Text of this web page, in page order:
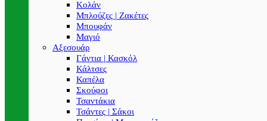
Κολάν
Μπλούζες | Ζακέτες
Μπουφάν
Μαγιό
Αξεσουάρ
Γάντια | Κασκόλ
Κάλτσες
Καπέλα
Σκούφοι
Τσαντάκια
Τσάντες | Σάκοι